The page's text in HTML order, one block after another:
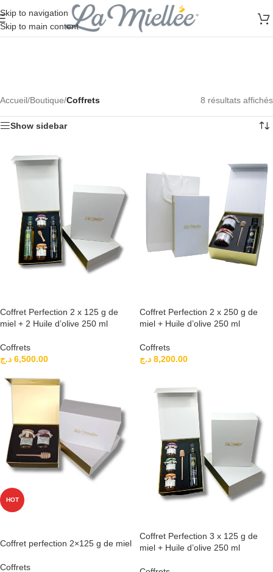
Skip to navigation
Skip to main content
Accueil/Boutique/Coffrets 8 résultats affichés
Show sidebar
Coffret Perfection 2 x 125 g de
miel + 2 Huile d’olive 250 ml
Coffrets
6,500.00 د.ج
Coffret Perfection 2 x 250 g de
miel + Huile d’olive 250 ml
Coffrets
8,200.00 د.ج
HOT
Coffret perfection 2×125 g de miel
Coffrets
Coffret Perfection 3 x 125 g de
miel + Huile d’olive 250 ml